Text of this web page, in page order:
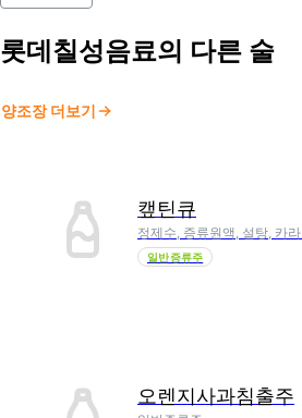
롯데칠성음료의 다른 술
양조장 더보기
캪틴큐
정제수, 증류원액, 설탕, 카
일반증류주
오렌지사과침출주